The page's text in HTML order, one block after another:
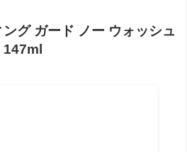
グ ガード ノー ウォッシュ
147ml